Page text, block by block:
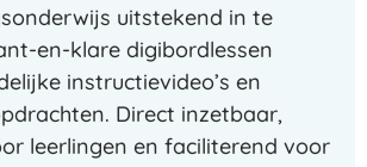
uitstekend in te
en-klare digibordlessen
instructievideo’s en
Direct inzetbaar,
leerlingen en faciliterend voor